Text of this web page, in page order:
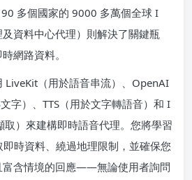
多個國家的 9000 多萬個全球 I
資料中心代理）則解決了關鍵瓶
網路資料。
LiveKit（用於語音串流）、OpenAI
字）、TTS（用於文字轉語音）和 I
取）來建構即時語音代理。您將學習
即時資料、繞過地理限制，並確保您
富含情境的回應——無論使用者詢問